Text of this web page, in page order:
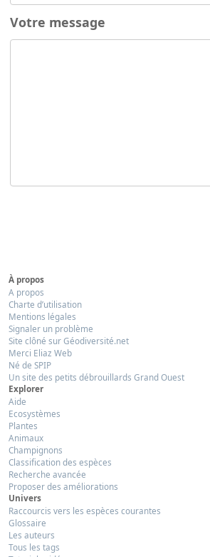
Votre message
À propos
A propos
Charte d’utilisation
Mentions légales
Signaler un problème
Site clôné sur Géodiversité.net
Merci Eliaz Web
Né de SPIP
Un site des petits débrouillards Grand Ouest
Explorer
Aide
Ecosystèmes
Plantes
Animaux
Champignons
Classification des espèces
Recherche avancée
Proposer des améliorations
Univers
Raccourcis vers les espèces courantes
Glossaire
Les auteurs
Tous les tags